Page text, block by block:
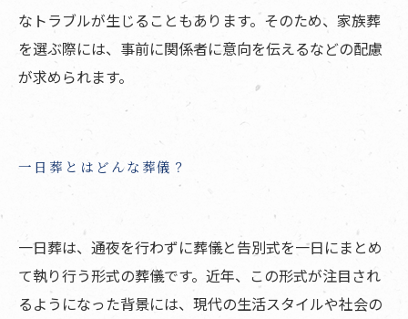
なトラブルが生じることもあります。そのため、家族葬
を選ぶ際には、事前に関係者に意向を伝えるなどの配慮
が求められます。
一日葬とはどんな葬儀？
一日葬は、通夜を行わずに葬儀と告別式を一日にまとめ
て執り行う形式の葬儀です。近年、この形式が注目され
るようになった背景には、現代の生活スタイルや社会の